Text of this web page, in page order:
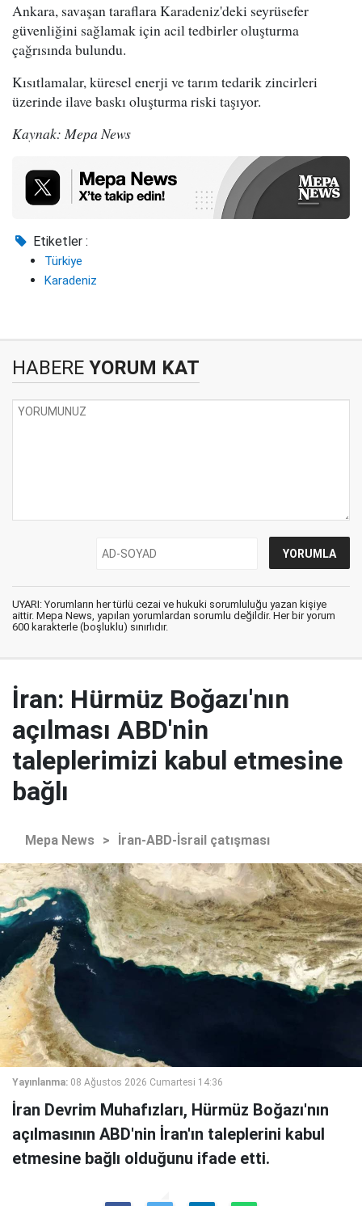
Ankara, savaşan taraflara Karadeniz'deki seyrüsefer
güvenliğini sağlamak için acil tedbirler oluşturma
çağrısında bulundu.
Kısıtlamalar, küresel enerji ve tarım tedarik zincirleri
üzerinde ilave baskı oluşturma riski taşıyor.
Kaynak: Mepa News
Etiketler :
Türkiye
Karadeniz
HABERE YORUM KAT
UYARI: Yorumların her türlü cezai ve hukuki sorumluluğu yazan kişiye
aittir. Mepa News, yapılan yorumlardan sorumlu değildir. Her bir yorum
600 karakterle (boşluklu) sınırlıdır.
İran: Hürmüz Boğazı'nın
açılması ABD'nin
taleplerimizi kabul etmesine
bağlı
Mepa News > İran-ABD-İsrail çatışması
Yayınlanma: 08 Ağustos 2026 Cumartesi 14:36
İran Devrim Muhafızları, Hürmüz Boğazı'nın
açılmasının ABD'nin İran'ın taleplerini kabul
etmesine bağlı olduğunu ifade etti.